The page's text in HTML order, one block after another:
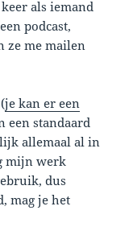
als iemand
podcast,
ze me mailen
je kan er een
een standaard
allemaal al in
mijn werk
dus
mag je het